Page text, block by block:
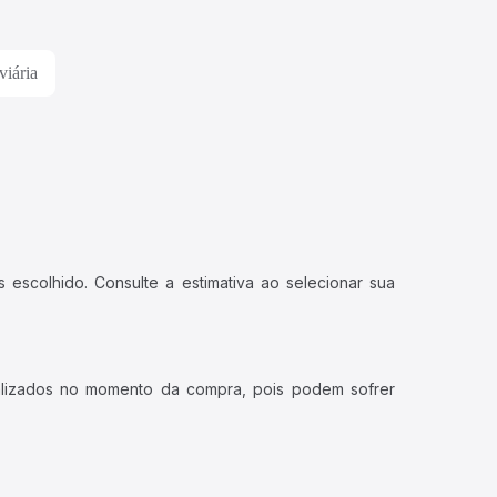
Consulte a estimativa ao selecionar sua
no momento da compra, pois podem sofrer